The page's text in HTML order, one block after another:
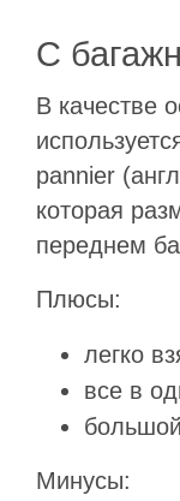
С
В качестве
pannier
которая
переднем
Плюсы:
легко
все в
Минусы: